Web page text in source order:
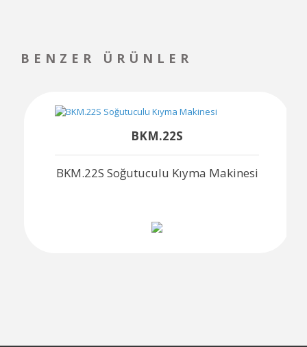
BENZER ÜRÜNLER
BKM.22S
BKM.22S Soğutuculu Kıyma Makinesi